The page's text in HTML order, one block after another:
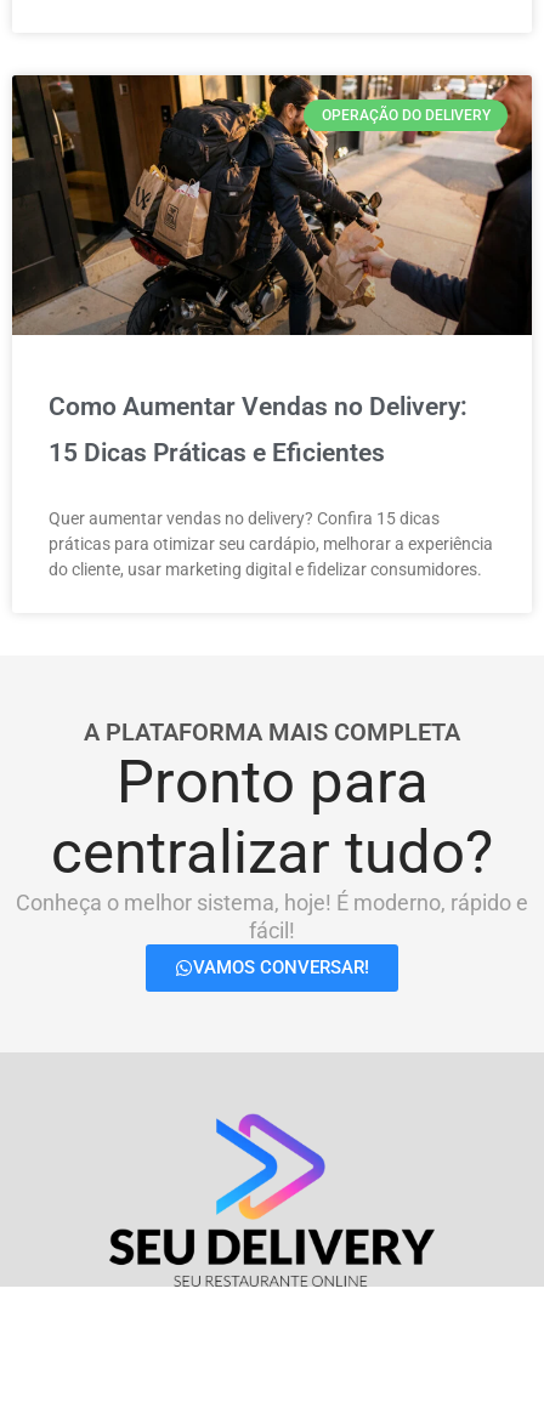
OPERAÇÃO DO DELIVERY
Como Aumentar Vendas no Delivery:
15 Dicas Práticas e Eficientes
Quer aumentar vendas no delivery? Confira 15 dicas
práticas para otimizar seu cardápio, melhorar a experiência
do cliente, usar marketing digital e fidelizar consumidores.
A PLATAFORMA MAIS COMPLETA
Pronto para
centralizar tudo?
Conheça o melhor sistema, hoje! É moderno, rápido e
fácil!
VAMOS CONVERSAR!